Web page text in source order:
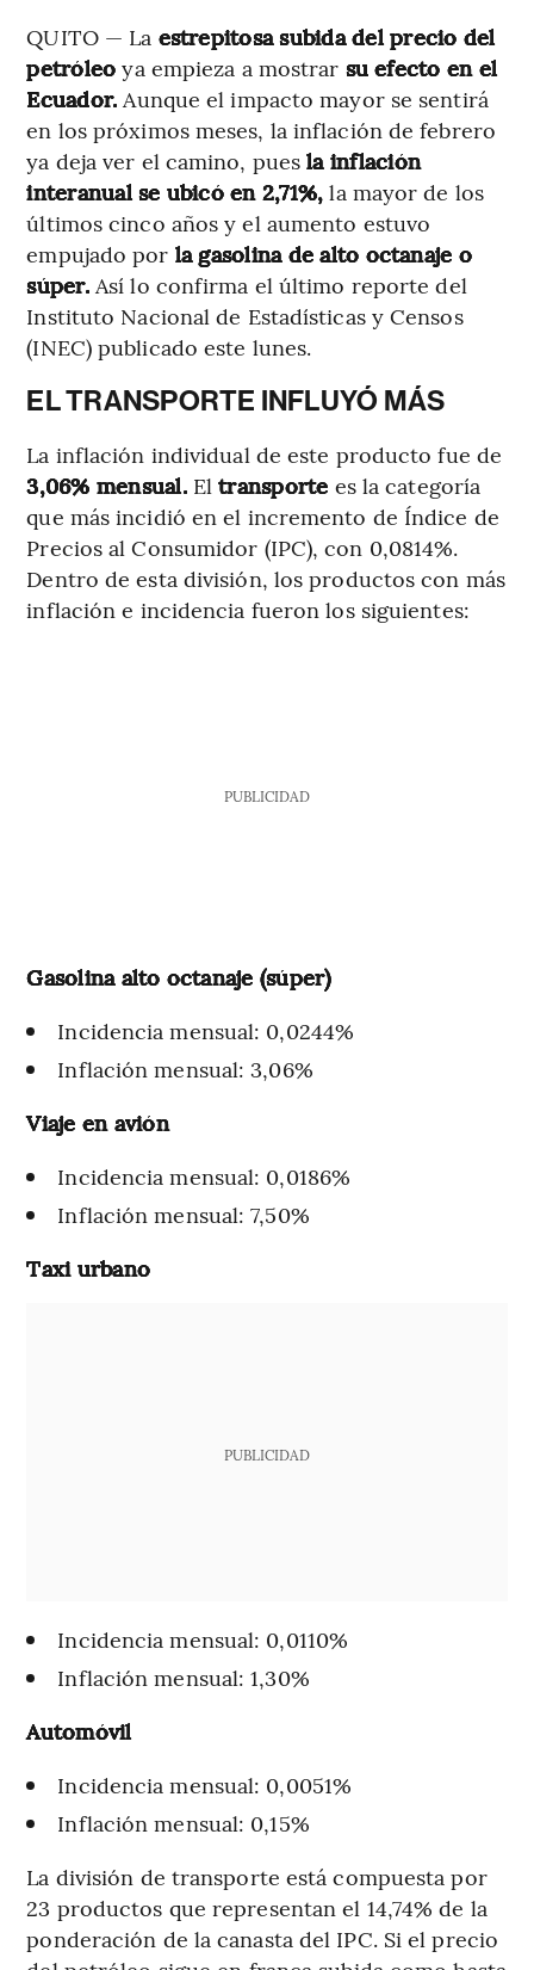
QUITO — La estrepitosa subida del precio del
petróleo ya empieza a mostrar su efecto en el
Ecuador. Aunque el impacto mayor se sentirá
en los próximos meses, la inflación de febrero
ya deja ver el camino, puesla inflación
interanual se ubicó en 2,71%, la mayor de los
últimos cinco años y el aumento estuvo
empujado por la gasolina de alto octanaje o
súper. Así lo confirma el último reporte del
Instituto Nacional de Estadísticas y Censos
(INEC) publicado este lunes.
EL TRANSPORTE INFLUYÓ MÁS
La inflación individual de este producto fue de
3,06% mensual.Eltransporte es la categoría
que más incidió en el incremento de Índice de
Precios al Consumidor (IPC), con 0,0814%.
Dentro de esta división, los productos con más
inflación e incidencia fueron los siguientes:
PUBLICIDAD
Gasolina alto octanaje (súper)
Incidencia mensual: 0,0244%
Inflación mensual: 3,06%
Viaje en avión
Incidencia mensual: 0,0186%
Inflación mensual: 7,50%
Taxi urbano
PUBLICIDAD
Incidencia mensual: 0,0110%
Inflación mensual: 1,30%
Automóvil
Incidencia mensual: 0,0051%
Inflación mensual: 0,15%
La división de transporte está compuesta por
23 productos que representan el 14,74% de la
ponderación de la canasta del IPC. Si el precio